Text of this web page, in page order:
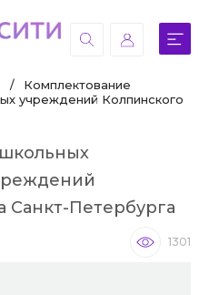
/
Комплектование
учреждений Колпинского
Санкт-Петербурга
1301